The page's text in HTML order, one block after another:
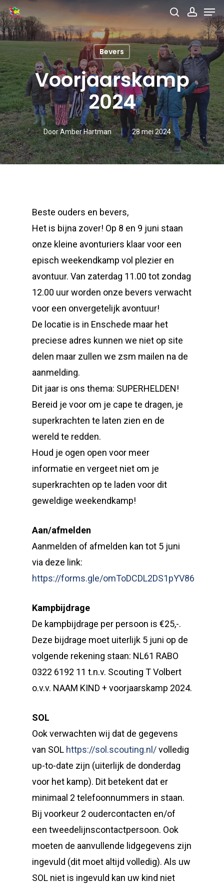
Skip
to
main
content
search
Bevers
Voorjaarskamp
2024
DoorAmber Hartman 28 mei 2024
Beste ouders en bevers,
Het is bijna zover! Op 8 en 9 juni staan
onze kleine avonturiers klaar voor een
episch weekendkamp vol plezier en
avontuur. Van zaterdag 11.00 tot zondag
12.00 uur worden onze bevers verwacht
voor een onvergetelijk avontuur!
De locatie is in Enschede maar het
preciese adres kunnen we niet op site
delen maar zullen we zsm mailen na de
aanmelding.
Dit jaar is ons thema: SUPERHELDEN!
Bereid je voor om je cape te dragen, je
superkrachten te laten zien en de
wereld te redden.
Houd je ogen open voor meer
informatie en vergeet niet om je
superkrachten op te laden voor dit
geweldige weekendkamp!
Aan/afmelden
Aanmelden of afmelden kan tot 5 juni
via deze link:
https://forms.gle/omToDCDL2DS1pYV86
Kampbijdrage
De kampbijdrage per persoon is €25,-.
Deze bijdrage moet uiterlijk 5 juni op de
volgende rekening staan: NL61 RABO
0322 6192 11 t.n.v. Scouting T Volbert
o.v.v. NAAM KIND + voorjaarskamp 2024.
SOL
Ook verwachten wij dat de gegevens
van SOL https://sol.scouting.nl/volledig
up-to-date zijn (uiterlijk de donderdag
voor het kamp). Dit betekent dat er
minimaal 2 telefoonnummers in staan.
Bij voorkeur 2 oudercontacten en/of
een tweedelijnscontactpersoon. Ook
moeten de aanvullende lidgegevens zijn
ingevuld (dit moet altijd volledig). Als uw
SOL niet is ingevuld kan uw kind niet